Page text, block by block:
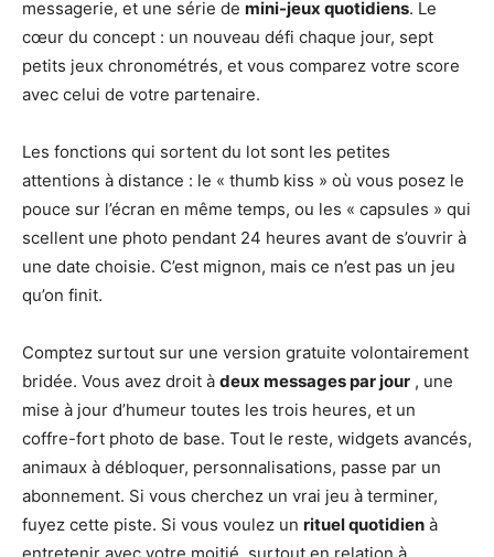
messagerie, et une série de mini-jeux quotidiens. Le
cœur du concept : un nouveau défi chaque jour, sept
petits jeux chronométrés, et vous comparez votre score
avec celui de votre partenaire.
Les fonctions qui sortent du lot sont les petites
attentions à distance : le « thumb kiss » où vous posez le
pouce sur l’écran en même temps, ou les « capsules » qui
scellent une photo pendant 24 heures avant de s’ouvrir à
une date choisie. C’est mignon, mais ce n’est pas un jeu
qu’on finit.
Comptez surtout sur une version gratuite volontairement
bridée. Vous avez droit à deux messages par jour , une
mise à jour d’humeur toutes les trois heures, et un
coffre-fort photo de base. Tout le reste, widgets avancés,
animaux à débloquer, personnalisations, passe par un
abonnement. Si vous cherchez un vrai jeu à terminer,
fuyez cette piste. Si vous voulez un rituel quotidien à
entretenir avec votre moitié, surtout en relation à